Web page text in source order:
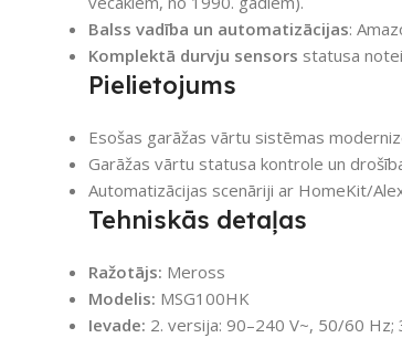
Balss vadība un automatizācijas:
Komplektā durvju sensors statusa
Pielietojums
Esošas garāžas vārtu sistēmas
Garāžas vārtu statusa kontrole un
Automatizācijas scenāriji ar HomeKit/
Tehniskās detaļas
Ražotājs: Meross
Modelis: MSG100HK
Ievade: 2. versija: 90–240 V~, 50/60 Hz;